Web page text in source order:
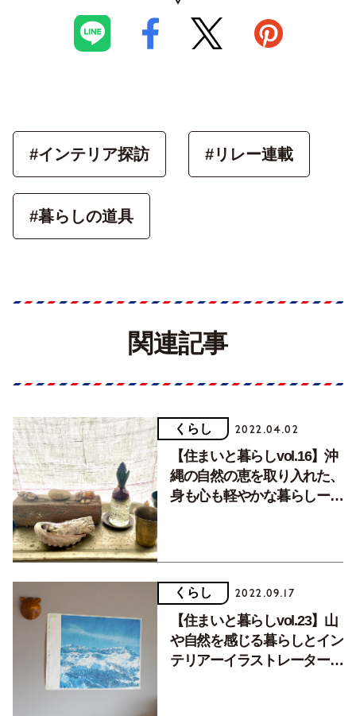
#インテリア探訪 #リレー連載
#暮らしの道具
関連記事
くらし 2022.04.02
【住まいと暮らしvol.16】沖
縄の自然の恵を取り入れた、
身も心も軽やかな暮らしー
くらし 2022.09.17
【住まいと暮らしvol.23】山
や自然を感じる暮らしとイン
テリアーイラストレーター落